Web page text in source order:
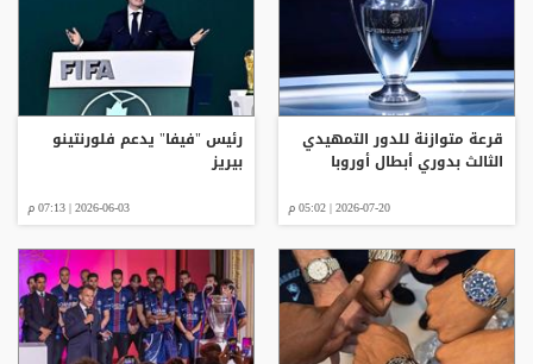
قرعة متوازنة للدور التمهيدي
الثالث بدوري أبطال أوروبا
2026-07-20 | 05:02 م
رئيس "فيفا" يدعم فلورنتينو
بيريز
2026-06-03 | 07:13 م